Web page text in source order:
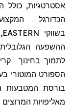
אסטרטגיות, כולל
הכדורגל
בשווקי EASTERN
,
ההשפעה
לתמוך בחינוך
קריפטו
הספורט המוטורי
בורסת המטבעות
מאליפויות המרוצים